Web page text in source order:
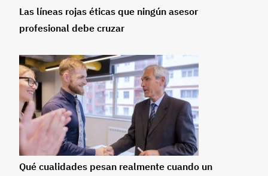
Las líneas rojas éticas que ningún asesor
profesional debe cruzar
Qué cualidades pesan realmente cuando un